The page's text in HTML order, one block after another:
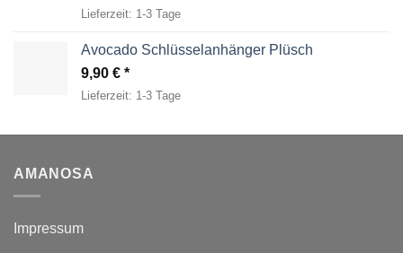
Lieferzeit: 1-3 Tage
Avocado Schlüsselanhänger Plüsch
9,90 €
Lieferzeit: 1-3 Tage
AMANOSA
Impressum